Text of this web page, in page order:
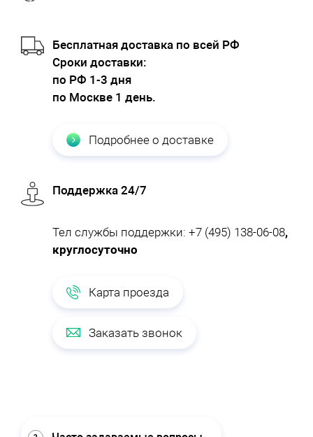
Бесплатная доставка по всей РФ
Cроки доставки:
по РФ 1-3 дня
по Москве 1 день.
Подробнее о доставке
Поддержка 24/7
Тел службы поддержки: +7 (495) 138-06-08,
круглосуточно
Карта проезда
Заказать звонок